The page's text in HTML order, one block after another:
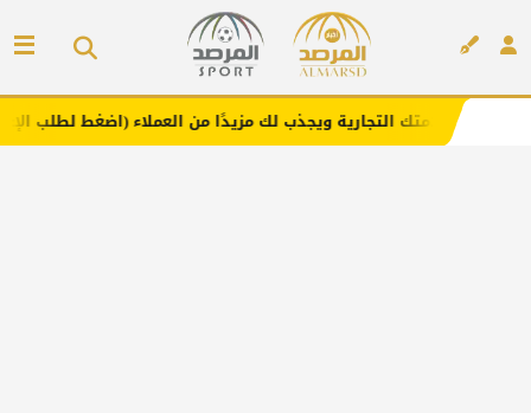
ويجذب لك مزيدًا من العملاء (اضغط لطلب الإعلان)